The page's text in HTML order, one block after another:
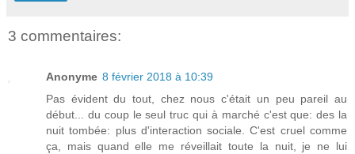
3 commentaires:
Anonyme 8 février 2018 à 10:39
Pas évident du tout, chez nous c'était un peu pareil au
début... du coup le seul truc qui à marché c'est que: des la
nuit tombée: plus d'interaction sociale. C'est cruel comme
ça, mais quand elle me réveillait toute la nuit, je ne lui